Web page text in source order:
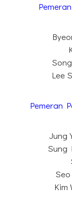
Lee
Pemeran
Jung
Sung
Kim